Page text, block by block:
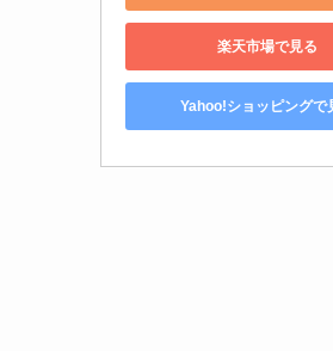
楽天市場で見る
Yahoo!ショッピングで